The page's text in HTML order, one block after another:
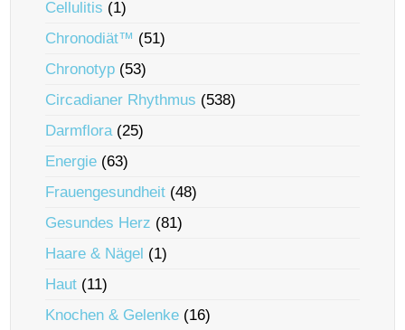
Cellulitis (1)
Chronodiät™ (51)
Chronotyp (53)
Circadianer Rhythmus (538)
Darmflora(25)
Energie (63)
Frauengesundheit (48)
Gesundes Herz (81)
Haare & Nägel (1)
Haut (11)
Knochen & Gelenke (16)